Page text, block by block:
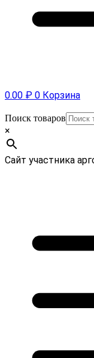
0.00 ₽ 0 Корзина
Поиск товаров
×
Сайт участника